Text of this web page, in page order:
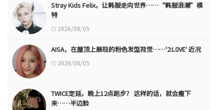
Stray Kids Felix，让韩服走向世界……“韩服浪潮”模
特
2026/08/05
AISA，在屋顶上展现的粉色发型视觉……'2:L0VE' 近况
2026/08/05
TWICE定延，晚上12点跑步？ 这样的话，就会瘦下
来……半边脸